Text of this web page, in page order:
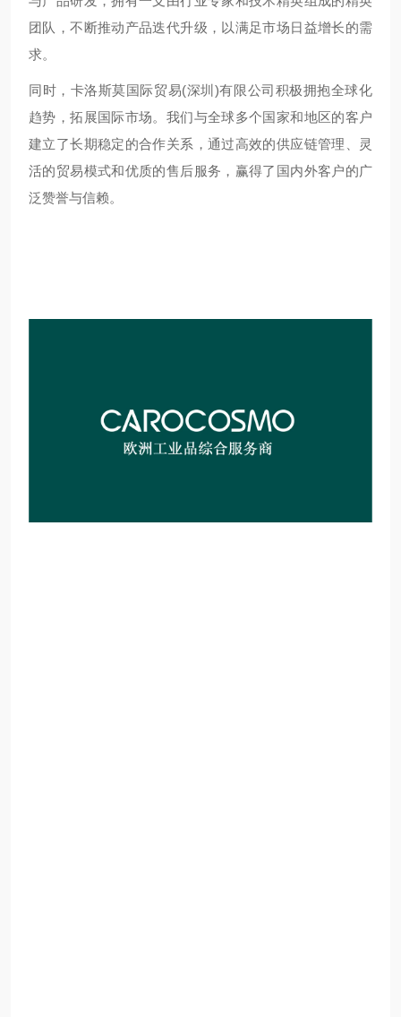
团队，不断推动产品迭代升级，以满足市场日益增长的需
求。
同时，卡洛斯莫国际贸易(深圳)有限公司积极拥抱全球化
趋势，拓展国际市场。我们与全球多个国家和地区的客户
建立了长期稳定的合作关系，通过高效的供应链管理、灵
活的贸易模式和优质的售后服务，赢得了国内外客户的广
泛赞誉与信赖。